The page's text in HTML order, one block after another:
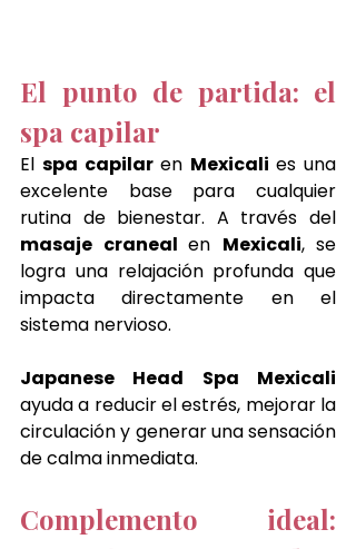
El punto de partida: el
spa capilar
El spa capilar en Mexicali es una
excelente base para cualquier
masaje craneal en Mexicali, se
logra una relajación profunda que
impacta directamente en el
sistema nervioso.
ayuda a reducir el estrés, mejorar la
circulación y generar una sensación
de calma inmediata.
Complemento ideal: